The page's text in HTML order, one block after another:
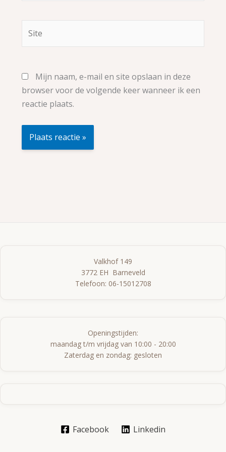
Mijn naam, e-mail en site opslaan in deze
browser voor de volgende keer wanneer ik een
reactie plaats.
Valkhof 149
3772 EH  Barneveld
Openingstijden:
maandag t/m vrijdag van 10:00 - 20:00
Zaterdag en zondag: gesloten
Facebook Linkedin